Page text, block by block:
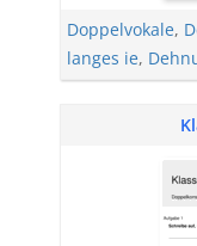
Doppelvokale,
langes ie,